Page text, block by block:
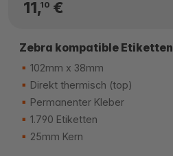
11,10€
Zebra kompatible Etiketten
102mm x 38mm
Direkt thermisch (top)
Permanenter Kleber
1.790 Etiketten
25mm Kern